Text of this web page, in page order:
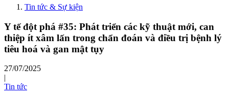
Tin tức & Sự kiện
Y tế đột phá #35: Phát triển các kỹ thuật mới, can
thiệp ít xâm lấn trong chẩn đoán và điều trị bệnh lý
tiêu hoá và gan mật tụy
27/07/2025
|
Tin tức